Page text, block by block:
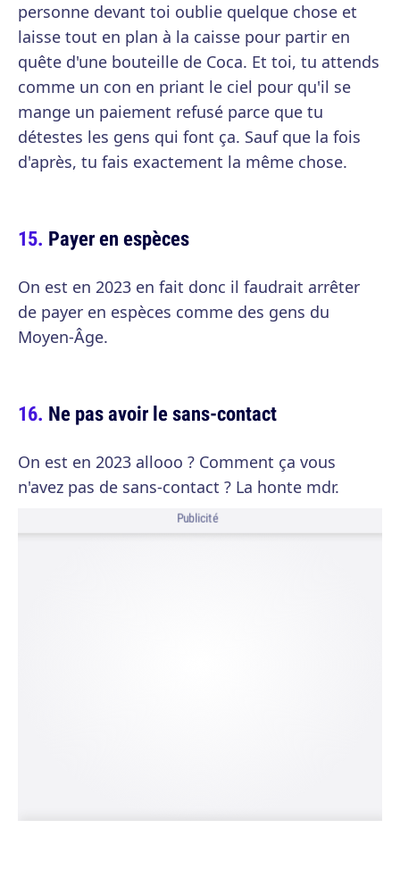
personne devant toi oublie quelque chose et
laisse tout en plan à la caisse pour partir en
quête d'une bouteille de Coca. Et toi, tu attends
comme un con en priant le ciel pour qu'il se
mange un paiement refusé parce que tu
détestes les gens qui font ça. Sauf que la fois
d'après, tu fais exactement la même chose.
Payer en espèces
On est en 2023 en fait donc il faudrait arrêter
de payer en espèces comme des gens du
Moyen-Âge.
Ne pas avoir le sans-contact
On est en 2023 allooo ? Comment ça vous
n'avez pas de sans-contact ? La honte mdr.
Publicité